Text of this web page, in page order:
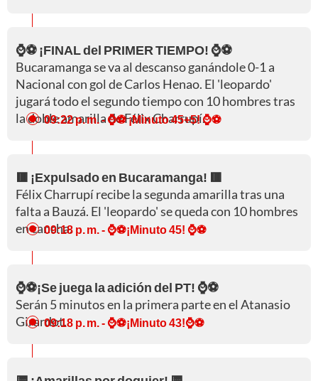
⌚⚽ ¡FINAL del PRIMER TIEMPO! ⌚⚽
Bucaramanga se va al descanso ganándole 0-1 a
Nacional con gol de Carlos Henao. El 'leopardo'
jugará todo el segundo tiempo con 10 hombres tras
la doble amarilla de Félix Charrupí.
09:22 p. m.- ⌚⚽ ¡Minuto 45+5! ⌚⚽
🟥 ¡Expulsado en Bucaramanga! 🟥
Félix Charrupí recibe la segunda amarilla tras una
falta a Bauzá. El 'leopardo' se queda con 10 hombres
en cancha.09:18 p. m.- ⌚⚽¡Minuto 45! ⌚⚽
⌚⚽¡Se juega la adición del PT! ⌚⚽
Serán 5 minutos en la primera parte en el Atanasio
Girardot.09:18 p. m.- ⌚⚽¡Minuto 43!⌚⚽